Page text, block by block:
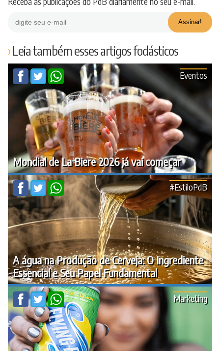
Leia também esses artigos fodásticos
Mondial de La Biere 2026 já vai começar
Eventos
A água na Produção de Cerveja: O Ingrediente
Essencial e Seu Papel Fundamental
#EstiloPdB
Marketing